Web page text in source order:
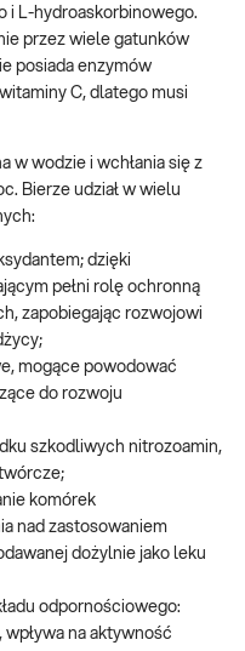
i L-hydroaskorbinowego.
przez wiele gatunków
posiada enzymów
C, dlatego musi
w wodzie i wchłania się z
Bierze udział w wielu
dzięki
pełni rolę ochronną
zapobiegając rozwojowi
mogące powodować
do rozwoju
szkodliwych nitrozoamin,
komórek
nad zastosowaniem
dożylnie jako leku
odpornościowego:
na aktywność